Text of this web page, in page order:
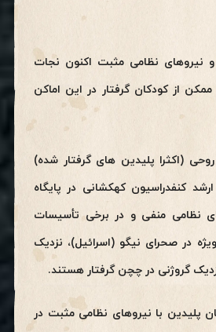
نیروهای نظامی مثبت اکنون نجات
ممکن از کودکان گرفتار در این اماکن
(اکثرا پلیدین های گرفتار شده)
کنفدراسیون کهکشانی در پایگاه
نظامی منفی و در برخی تأسیسات
در صحرای نیگو (اسرائیل)، نزدیک
گروژنی در چچن گرفتار هستند.
پلیدین با نیروهای نظامی مثبت در